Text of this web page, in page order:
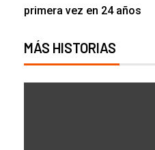
primera vez en 24 años
MÁS HISTORIAS